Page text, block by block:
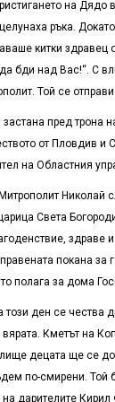
на Дядо
ръка.
китки здравец
бди над Вас!“. С
Той се
пред трона
от Пловдив
на Областния
Николай
Света
покана за
полага за дома
ден се чества
Кметът на
децата ще се
по-смирени. Той
дарителите